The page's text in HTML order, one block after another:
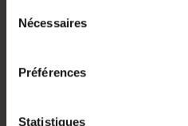
Nécessaires
Préférences
Statistiques
format Small Form